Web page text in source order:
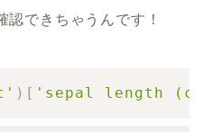
認できちゃうんです！
) [ 'sepal length